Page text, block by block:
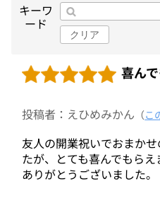
キーワ
ード
クリア
喜ん
投稿者：えひめみかん （こ
友人の開業祝いでおまか
たが、とても喜んでもらえ
ありがとうございました。